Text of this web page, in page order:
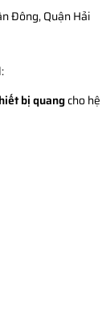
Đông, Quận Hải
bị quangcho hệ